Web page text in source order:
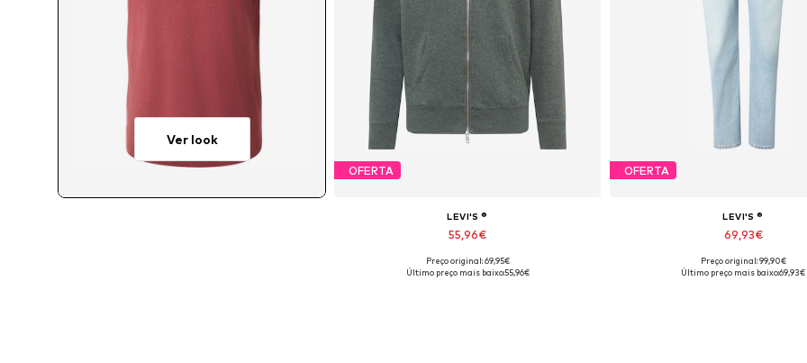
Ver look
OFERTA
LEVI'S ®
55,96€
Tamanhos disponíveis: XS, S, M, L, XL
Preço original: 69,95€
Último preço mais baixo:55,96€
OFERTA
LEVI'S ®
69,93€
Disponível em vários
Preço original: 99,90€
Último preço mais baixo:69,93€